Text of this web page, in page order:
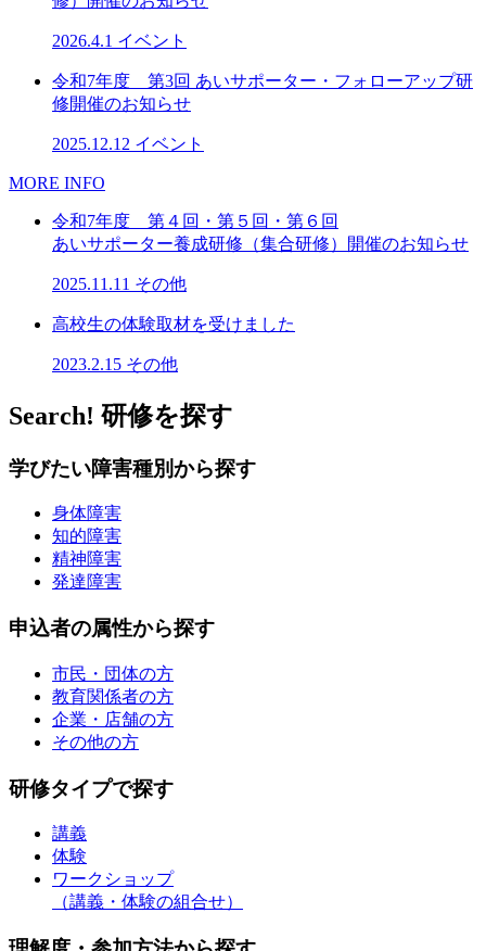
2026.4.1 イベント
令和7年度 第3回 あいサポーター・フォローアップ研
修開催のお知らせ
2025.12.12 イベント
MORE INFO
令和7年度 第４回・第５回・第６回
あいサポーター養成研修（集合研修）開催のお知らせ
2025.11.11 その他
高校生の体験取材を受けました
2023.2.15 その他
Search! 研修を探す
学びたい障害種別から探す
身体障害
知的障害
精神障害
発達障害
申込者の属性から探す
市民・団体の方
教育関係者の方
企業・店舗の方
その他の方
研修タイプで探す
講義
体験
ワークショップ
（講義・体験の組合せ）